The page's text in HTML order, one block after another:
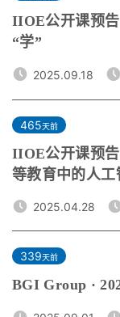
IIOE公开课预
“学”
2025.09.18
465天前
IIOE公开课预
等教育中的人工
2025.04.28
339天前
BGI Group ·